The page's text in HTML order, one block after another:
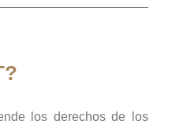
los derechos de los